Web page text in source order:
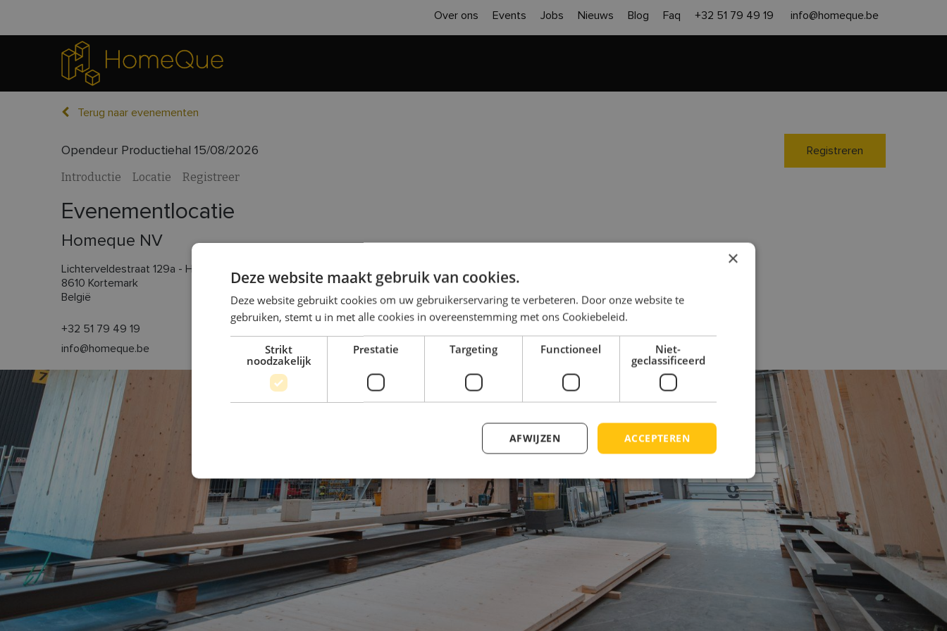
Over ons Events Jobs Nieuws Blog Faq +32 51 79 49 19 info@homeque.be
Terug naar evenementen
Opendeur Productiehal 15/08/2026 Registreren
Introductie Locatie Registreer
Evenementlocatie
Homeque NV
Lichterveldestraat 129a - Hal 9
8610 Kortemark
België
+32 51 79 49 19
info@homeque.be
×
Deze website maakt gebruik van cookies.
Deze website gebruikt cookies om uw gebruikerservaring te verbeteren. Door onze website te
gebruiken, stemt u in met alle cookies in overeenstemming met ons Cookiebeleid.
Strikt
noodzakelijk
Prestatie Targeting Functioneel
Niet-
geclassificeerd
ACCEPTEREN
AFWIJZEN